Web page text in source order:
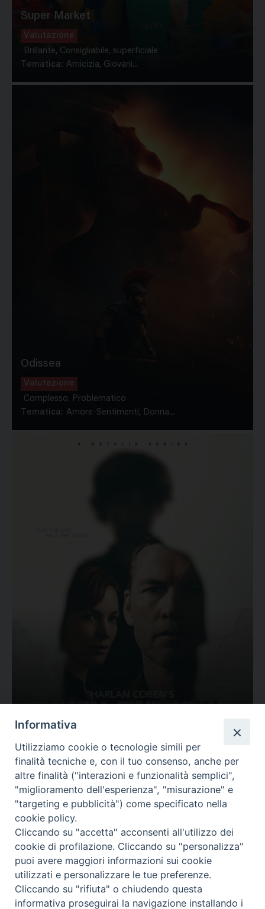
Super Market
Valutazione
Brillante, Consigliabile, superficiale
Tematica: Amicizia, Giovani...
Odissea
Valutazione
Complesso, Problematico
Tematica: Amore-Sentimenti, Donna...
Valutazione
Complesso, Problematico
Tematica: Amore-Sentimenti, Carcere...
Contatti & Info
Informativa
Utilizziamo cookie o tecnologie simili per
finalità tecniche e, con il tuo consenso, anche per
altre finalità ("interazioni e funzionalità semplici",
"miglioramento dell'esperienza", "misurazione" e
"targeting e pubblicità") come specificato nella
cookie policy.
Cliccando su "accetta" acconsenti all'utilizzo dei
cookie di profilazione. Cliccando su "personalizza"
puoi avere maggiori informazioni sui cookie
utilizzati e personalizzare le tue preferenze.
Cliccando su "rifiuta" o chiudendo questa
informativa proseguirai la navigazione installando i